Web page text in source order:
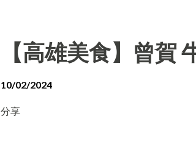
【高雄美食】曾賀
10/02/2024
分享